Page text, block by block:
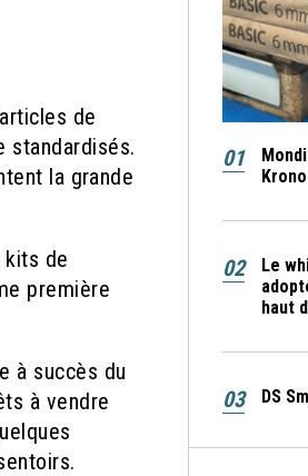
de
standardisés.
la grande
de
première
à succès du
à vendre
01
02
Le
haut
03 DS